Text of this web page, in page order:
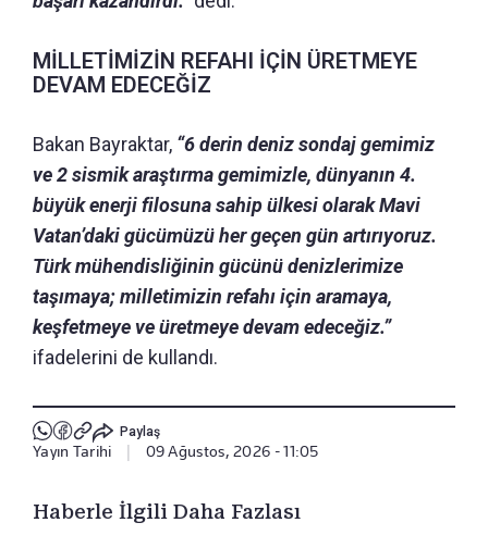
MİLLETİMİZİN REFAHI İÇİN ÜRETMEYE
DEVAM EDECEĞİZ
Bakan Bayraktar, “6 derin deniz sondaj gemimiz
ve 2 sismik araştırma gemimizle, dünyanın 4.
büyük enerji filosuna sahip ülkesi olarak Mavi
Vatan’daki gücümüzü her geçen gün artırıyoruz.
Türk mühendisliğinin gücünü denizlerimize
taşımaya; milletimizin refahı için aramaya,
keşfetmeye ve üretmeye devam edeceğiz.”
ifadelerini de kullandı.
Paylaş
Yayın Tarihi 09 Ağustos, 2026 - 11:05
Haberle İlgili Daha Fazlası